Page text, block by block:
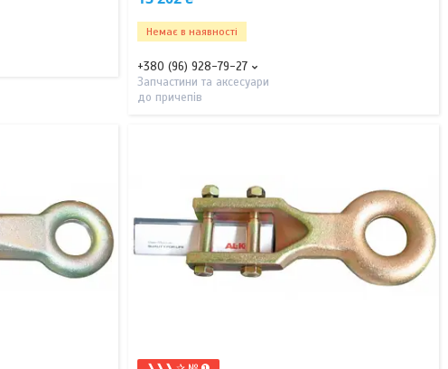
Немає в наявності
+380 (96) 928-79-27
Запчастини та аксесуари
до причепів